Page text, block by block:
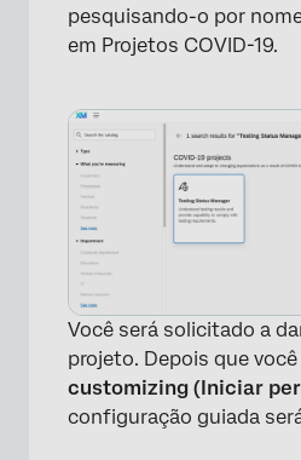
pesquisando-o por
em Projetos COVID-19.
Você será solicitado a
projeto. Depois que
customizing (Iniciar
configuração guiada